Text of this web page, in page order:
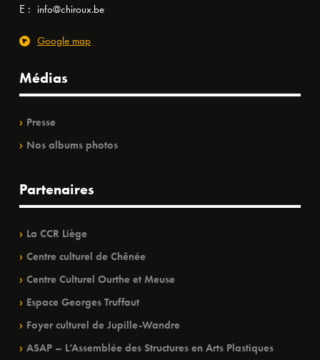
E : info@chiroux.be
Google map
Médias
Presse
Nos albums photos
Partenaires
La CCR Liège
Centre culturel de Chênée
Centre Culturel Ourthe et Meuse
Espace Georges Truffaut
Foyer culturel de Jupille-Wandre
ASAP – L’Assemblée des Structures en Arts Plastiques